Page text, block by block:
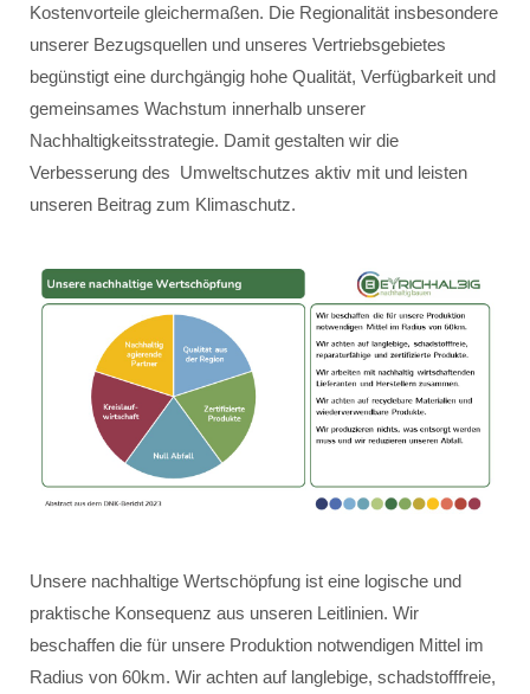
Kostenvorteile gleichermaßen. Die Regionalität insbesondere
unserer Bezugsquellen und unseres Vertriebsgebietes
begünstigt eine durchgängig hohe Qualität, Verfügbarkeit und
gemeinsames Wachstum innerhalb unserer
Nachhaltigkeitsstrategie. Damit gestalten wir die
Verbesserung des Umweltschutzes aktiv mit und leisten
unseren Beitrag zum Klimaschutz.
Unsere nachhaltige Wertschöpfung ist eine logische und
praktische Konsequenz aus unseren Leitlinien. Wir
beschaffen die für unsere Produktion notwendigen Mittel im
Radius von 60km. Wir achten auf langlebige, schadstofffreie,